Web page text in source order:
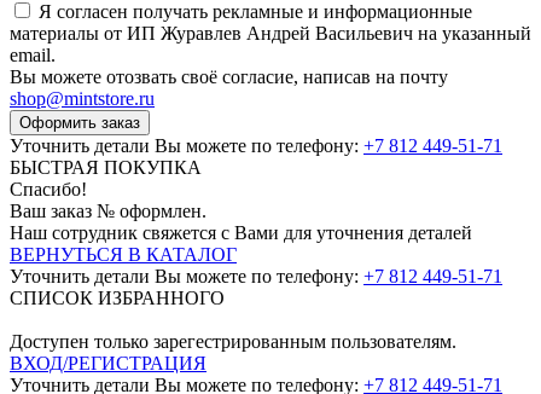
Я согласен получать рекламные и информационные
материалы от ИП Журавлев Андрей Васильевич на указанный
email.
Вы можете отозвать своё согласие, написав на почту
shop@mintstore.ru
Оформить заказ
Уточнить детали Вы можете по телефону: +7 812 449-51-71
БЫСТРАЯ ПОКУПКА
Спасибо!
Ваш заказ № оформлен.
Наш сотрудник свяжется с Вами для уточнения деталей
ВЕРНУТЬСЯ В КАТАЛОГ
Уточнить детали Вы можете по телефону: +7 812 449-51-71
СПИСОК ИЗБРАННОГО
Доступен только зарегестрированным пользователям.
ВХОД/РЕГИСТРАЦИЯ
Уточнить детали Вы можете по телефону: +7 812 449-51-71